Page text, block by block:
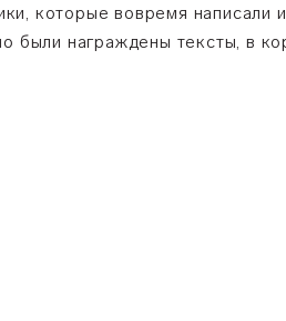
которые вовремя написали
были награждены тексты, в